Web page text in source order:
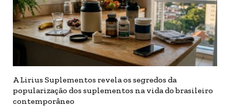
A Lirius Suplementos revela os segredos da
popularização dos suplementos na vida do brasileiro
contemporâneo